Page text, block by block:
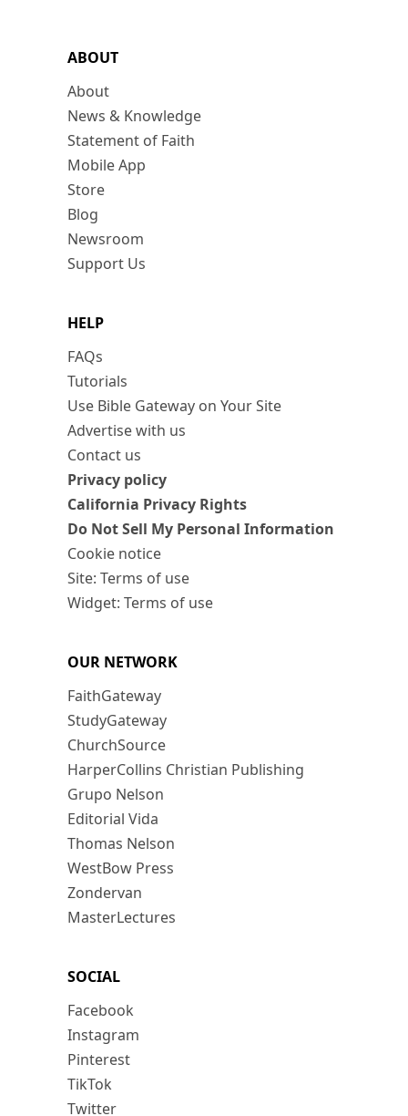
ABOUT
About
News & Knowledge
Statement of Faith
Mobile App
Store
Blog
Newsroom
Support Us
HELP
FAQs
Tutorials
Use Bible Gateway on Your Site
Advertise with us
Contact us
Privacy policy
California Privacy Rights
Do Not Sell My Personal Information
Cookie notice
Site: Terms of use
Widget: Terms of use
OUR NETWORK
FaithGateway
StudyGateway
ChurchSource
HarperCollins Christian Publishing
Grupo Nelson
Editorial Vida
Thomas Nelson
WestBow Press
Zondervan
MasterLectures
SOCIAL
Facebook
Instagram
Pinterest
TikTok
Twitter